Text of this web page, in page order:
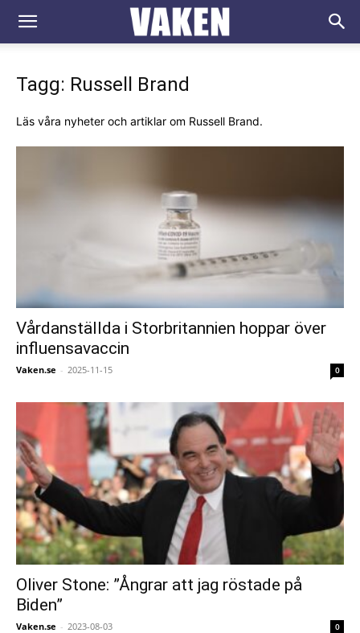
VAKEN.se
Tagg: Russell Brand
Läs våra nyheter och artiklar om Russell Brand.
Vårdanställda i Storbritannien hoppar över
influensavaccin
Vaken.se - 2025-11-15 0
Oliver Stone: ”Ångrar att jag röstade på
Biden”
Vaken.se - 2023-08-03 0